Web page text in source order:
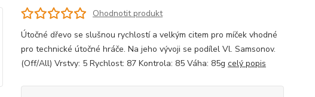
Ohodnotit produkt
Útočné dřevo se slušnou rychlostí a velkým citem pro míček vhodné
pro technické útočné hráče. Na jeho vývoji se podílel Vl. Samsonov.
(Off/All) Vrstvy: 5 Rychlost: 87 Kontrola: 85 Váha: 85g celý popis